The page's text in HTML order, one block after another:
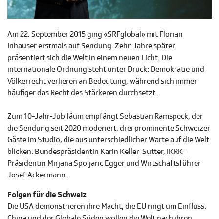
Am 22. September 2015 ging «SRFglobal» mit Florian
Inhauser erstmals auf Sendung. Zehn Jahre später
präsentiert sich die Welt in einem neuen Licht. Die
internationale Ordnung steht unter Druck: Demokratie und
Völkerrecht verlieren an Bedeutung, während sich immer
häufiger das Recht des Stärkeren durchsetzt.
Zum 10-Jahr-Jubiläum empfängt Sebastian Ramspeck, der
die Sendung seit 2020 moderiert, drei prominente Schweizer
Gäste im Studio, die aus unterschiedlicher Warte auf die Welt
blicken: Bundespräsidentin Karin Keller-Sutter, IKRK-
Präsidentin Mirjana Spoljaric Egger und Wirtschaftsführer
Josef Ackermann.
Folgen für die Schweiz
Die USA demonstrieren ihre Macht, die EU ringt um Einfluss.